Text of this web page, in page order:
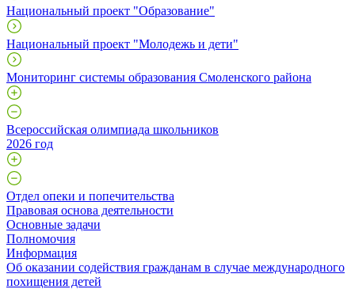
Национальный проект "Образование"
Национальный проект "Молодежь и дети"
Мониторинг системы образования Смоленского района
Всероссийская олимпиада школьников
2026 год
Отдел опеки и попечительства
Правовая основа деятельности
Основные задачи
Полномочия
Информация
Об оказании содействия гражданам в случае международного
похищения детей